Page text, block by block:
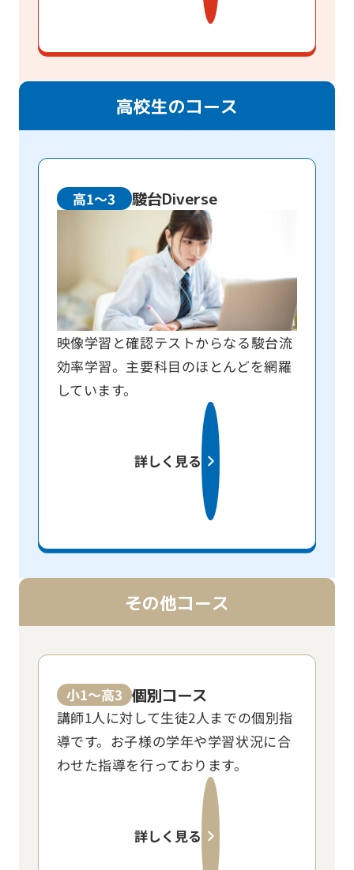
高校生のコース
高1～3 駿台Diverse
映像学習と確認テストからなる駿台流
効率学習。主要科目のほとんどを網羅
しています。
詳しく見る
その他コース
小1～高3 個別コース
講師1人に対して生徒2人までの個別指
導です。お子様の学年や学習状況に合
わせた指導を行っております。
詳しく見る